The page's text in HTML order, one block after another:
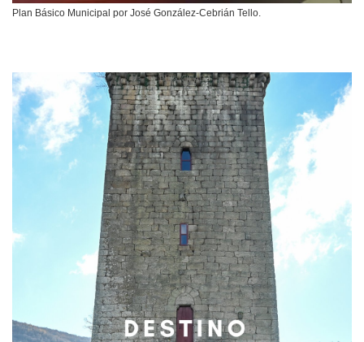
Plan Básico Municipal por José González-Cebrián Tello.